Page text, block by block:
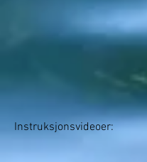
Instruksjonsvideoer: